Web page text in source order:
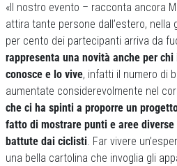
«Il nostro evento – racconta ancora
attira tante persone dall’estero,
per cento dei partecipanti arriva da
rappresenta una novità anche per
conosce e lo vive, infatti il numero di
aumentate considerevolmente nel
che ci ha spinti a proporre un
fatto di mostrare punti e aree
battute dai ciclisti. Far vivere
una bella cartolina che invoglia gli